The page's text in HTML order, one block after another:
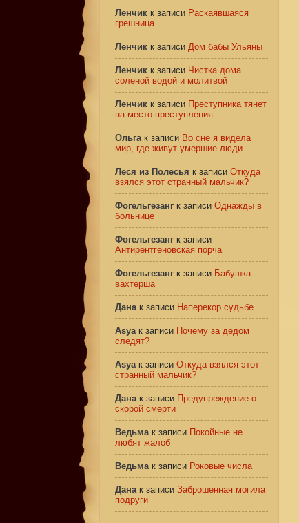
Ленчик к записи Раскаявшаяся
грешница
Ленчик к записи Дом бабы Ульяны
Ленчик к записи Чистка дома
соленой водой и молитвой
Ленчик к записи Преступника тянет
на место преступления
Ольгак записи Во сне я видела
мир, где живут умершие люди
Леся из Полесья к записи Откуда
взялся этот странный мальчик?
Фогельгезанг к записи Однажды в
больнице
Фогельгезанг к записи
Антирентгеновская порча
Фогельгезанг к записи Бабушка-
вахтерша
Данак записи Наперекор судьбе
Asyaк записи Почему за дедом
следят?
Asyaк записи Откуда взялся этот
странный мальчик?
Данак записи Предупреждение о
скорой смерти
Ведьмак записи Покойные не
любят жалоб
Ведьмак записи Роковые числа
Данак записи Заброшенная могила
подруги